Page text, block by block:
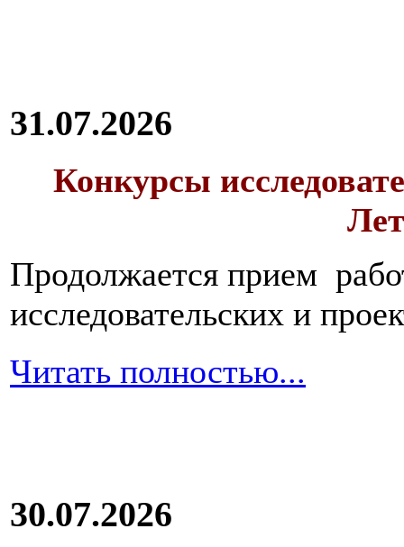
31.07.2026
Конкурсы
Продолжается прием
исследовательских и
Читать полностью...
30.07.2026